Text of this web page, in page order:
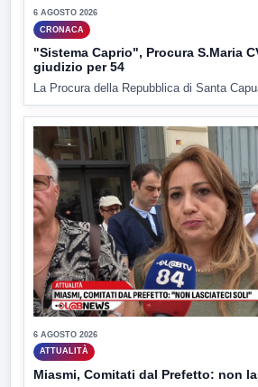
6 AGOSTO 2026
CRONACA
"Sistema Caprio", Procura S.Maria
giudizio per 54
La Procura della Repubblica di Santa
6 AGOSTO 2026
ATTUALITÀ
Miasmi, Comitati dal Prefetto: non